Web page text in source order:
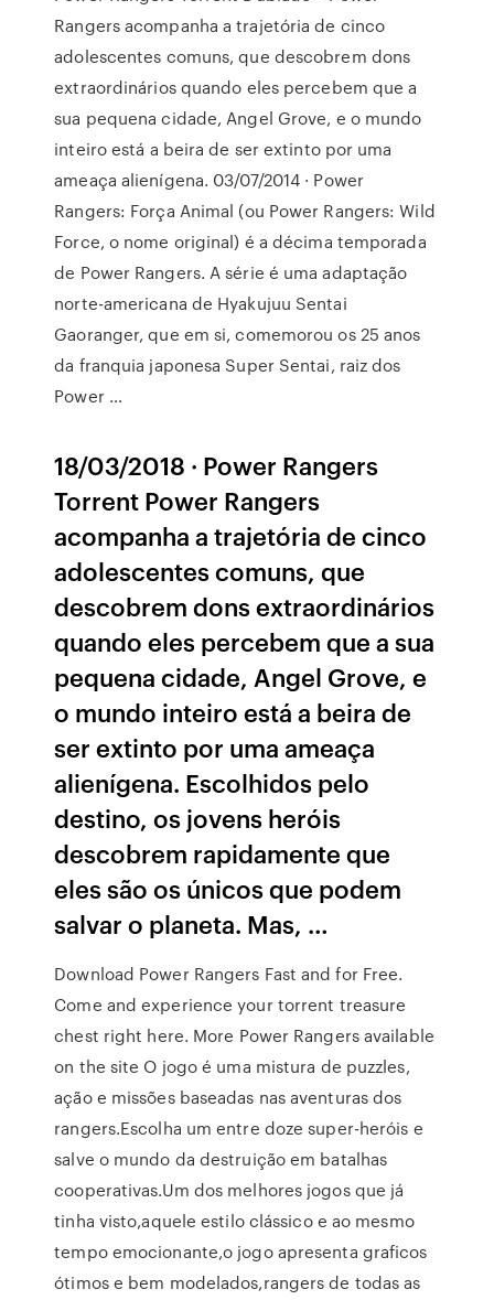
Rangers acompanha a trajetória de cinco
adolescentes comuns, que descobrem dons
extraordinários quando eles percebem que a
sua pequena cidade, Angel Grove, e o mundo
inteiro está a beira de ser extinto por uma
ameaça alienígena. 03/07/2014 · Power
Rangers: Força Animal (ou Power Rangers: Wild
Force, o nome original) é a décima temporada
de Power Rangers. A série é uma adaptação
norte-americana de Hyakujuu Sentai
Gaoranger, que em si, comemorou os 25 anos
da franquia japonesa Super Sentai, raiz dos
Power …
18/03/2018 · Power Rangers
Torrent Power Rangers
acompanha a trajetória de cinco
adolescentes comuns, que
descobrem dons extraordinários
quando eles percebem que a sua
pequena cidade, Angel Grove, e
o mundo inteiro está a beira de
ser extinto por uma ameaça
alienígena. Escolhidos pelo
destino, os jovens heróis
descobrem rapidamente que
eles são os únicos que podem
salvar o planeta. Mas, …
Download Power Rangers Fast and for Free.
Come and experience your torrent treasure
chest right here. More Power Rangers available
on the site O jogo é uma mistura de puzzles,
ação e missões baseadas nas aventuras dos
rangers.Escolha um entre doze super-heróis e
salve o mundo da destruição em batalhas
cooperativas.Um dos melhores jogos que já
tinha visto,aquele estilo clássico e ao mesmo
tempo emocionante,o jogo apresenta graficos
ótimos e bem modelados,rangers de todas as